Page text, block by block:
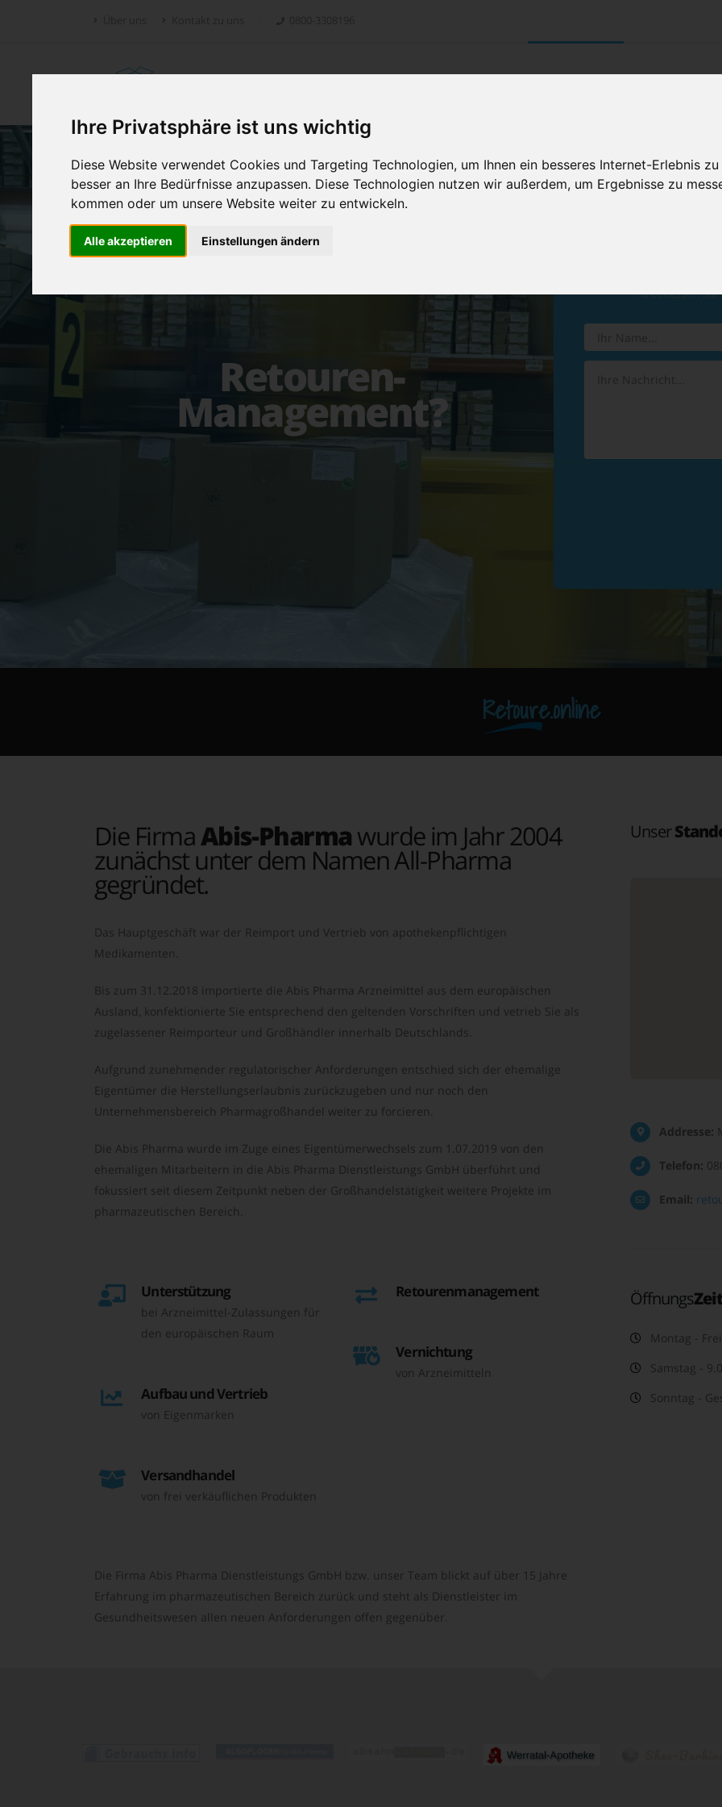
Ihre Privatsphäre ist uns wichtig
Diese Website verwendet Cookies und Targeting Technologien, um Ihnen ein besseres Internet-Erlebnis
besser an Ihre Bedürfnisse anzupassen. Diese Technologien nutzen wir außerdem, um Ergebnisse zu
kommen oder um unsere Website weiter zu entwickeln.
Alle akzeptieren Einstellungen ändern
Retoure.online
Retouren-
Management?
Hinterlassen
Retoure.online
Die FirmaAbis-Pharmawurde im Jahr 2004
zunächst unter dem Namen All-Pharma
gegründet.
Das Hauptgeschäft war der Reimport und Vertrieb von apothekenpflichtigen
Medikamenten.
Bis zum 31.12.2018 importierte die Abis Pharma Arzneimittel aus dem europäischen
Ausland, konfektionierte Sie entsprechend den geltenden Vorschriften und vetrieb Sie als
zugelassener Reimporteur und Großhändler innerhalb Deutschlands.
Aufgrund zunehmender regulatorischer Anforderungen entschied sich der ehemalige
Eigentümer die Herstellungserlaubnis zurückzugeben und nur noch den
Unternehmensbereich Pharmagroßhandel weiter zu forcieren.
Die Abis Pharma wurde im Zuge eines Eigentümerwechsels zum 1.07.2019 von den
ehemaligen Mitarbeitern in die Abis Pharma Dienstleistungs GmbH überführt und
fokussiert seit diesem Zeitpunkt neben der Großhandelstätigkeit weitere Projekte im
pharmazeutischen Bereich.
Unterstützung
bei Arzneimittel-Zulassungen für
den europäischen Raum
Aufbau und Vertrieb
von Eigenmarken
Versandhandel
von frei verkäuflichen Produkten
Retourenmanagement
Vernichtung
von Arzneimitteln
Die Firma Abis Pharma Dienstleistungs GmbH bzw. unser Team blickt auf über 15 Jahre
Erfahrung im pharmazeutischen Bereich zurück und steht als Dienstleister im
Gesundheitswesen allen neuen Anforderungen offen gegenüber.
Unser
Addresse:
Telefon:
Email:
Öffnungs
Montag -
Samstag -
Sonntag -